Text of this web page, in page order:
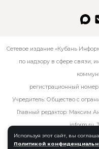
Используя этот сайт, вы
Политикой
Сетевое издание «Кубань
по надзору в сфере связи,
регистрационный
Учредитель: Общество с
Главный редактор: Максим
inform.ru.
©